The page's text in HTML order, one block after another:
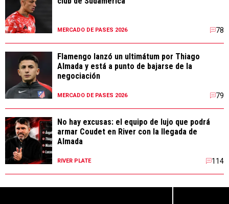
MERCADO DE PASES 2026 78
Flamengo lanzó un ultimátum por Thiago
Almada y está a punto de bajarse de la
negociación
MERCADO DE PASES 2026 79
No hay excusas: el equipo de lujo que podrá
armar Coudet en River con la llegada de
Almada
RIVER PLATE 114